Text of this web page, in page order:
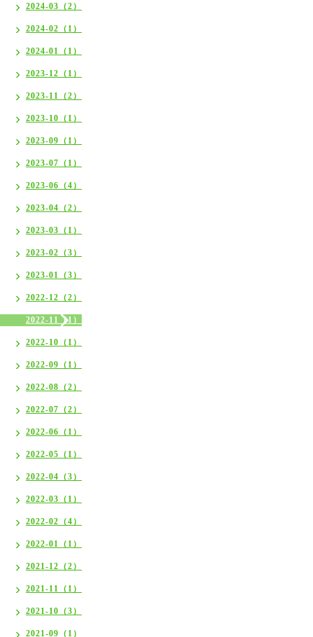
2024-03（2）
2024-02（1）
2024-01（1）
2023-12（1）
2023-11（2）
2023-10（1）
2023-09（1）
2023-07（1）
2023-06（4）
2023-04（2）
2023-03（1）
2023-02（3）
2023-01（3）
2022-12（2）
2022-11（1）
2022-10（1）
2022-09（1）
2022-08（2）
2022-07（2）
2022-06（1）
2022-05（1）
2022-04（3）
2022-03（1）
2022-02（4）
2022-01（1）
2021-12（2）
2021-11（1）
2021-10（3）
2021-09（1）